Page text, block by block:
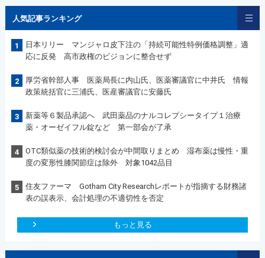
人気記事ランキング
1
日本リリー マンジャロ皮下注の「持続可能性特例価格調整」適
応に反発 高市政権のビジョンに整合せず
2
厚労省幹部人事 医薬局長に内山氏、医薬審議官に中井氏 情報
政策統括官に三浦氏、医産審議官に安藤氏
3
新薬等６製品承認へ 武田薬品のナルコレプシータイプ１治療
薬・オーゼイフル錠など 第一部会が了承
4
OTC類似薬の技術的検討会が中間取りまとめ 湿布薬は慢性・重
度の変形性膝関節症は除外 対象1042品目
5
住友ファーマ Gotham City Researchレポートが指摘する財務諸
表の誤表示、会計処理の不適切性を否定
もっと見る